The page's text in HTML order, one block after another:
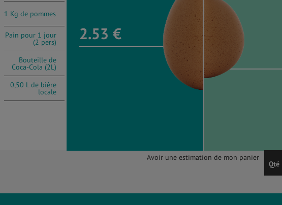
1 Kg de pommes
Pain pour 1 jour
(2 pers)
Bouteille de
Coca-Cola (2L)
0,50 L de bière
locale
2.53 €
Avoir une estimation de mon panier
Qté